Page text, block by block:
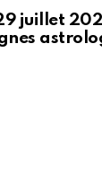
juillet